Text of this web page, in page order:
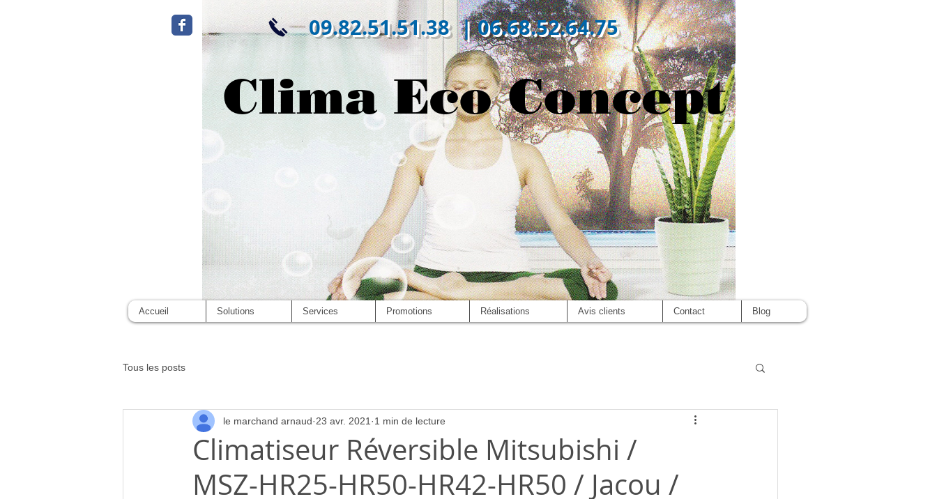
09.82.51.51.38 | 06.68.52.64.75
Clima Eco Concept
Accueil Solutions Services Promotions Réalisations Avis clients Contact Blog
Tous les posts
Climatiseur Réversible Mitsubishi /
MSZ-HR25-HR50-HR42-HR50 / Jacou /
le marchand arnaud 23 avr. 2021 1 min de lecture